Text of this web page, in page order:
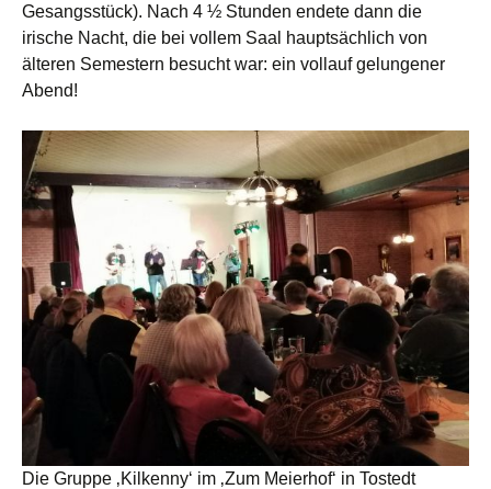
Gesangsstück). Nach 4 ½ Stunden endete dann die
irische Nacht, die bei vollem Saal hauptsächlich von
älteren Semestern besucht war: ein vollauf gelungener
Abend!
Die Gruppe ‚Kilkenny‘ im ‚Zum Meierhof‘ in Tostedt